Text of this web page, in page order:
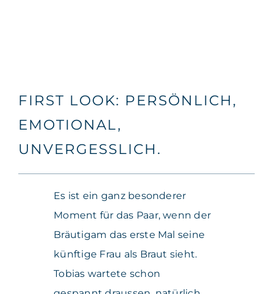
FIRST LOOK: PERSÖNLICH,
EMOTIONAL,
UNVERGESSLICH.
Es ist ein ganz besonderer
Moment für das Paar, wenn der
Bräutigam das erste Mal seine
künftige Frau als Braut sieht.
Tobias wartete schon